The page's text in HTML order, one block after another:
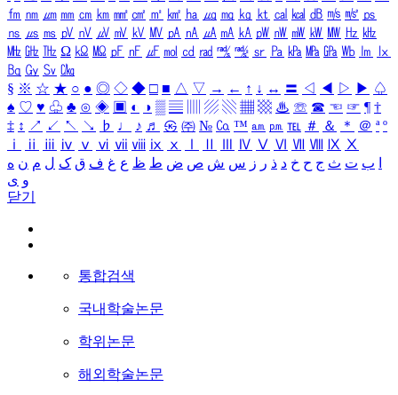
㎙ ㎚ ㎛ ㎜ ㎝ ㎞ ㎟ ㎠ ㎡ ㎢ ㏊ ㎍ ㎎ ㎏ ㏏ ㎈ ㎉ ㏈ ㎧ ㎨ ㎰
㎱ ㎲ ㎳ ㎴ ㎵ ㎶ ㎷ ㎸ ㎹ ㎀ ㎁ ㎂ ㎃ ㎄ ㎺ ㎻ ㎽ ㎾ ㎿ ㎐ ㎑
㎒ ㎓ ㎔ Ω ㏀ ㏁ ㎊ ㎋ ㎌ ㏖ ㏅ ㎭ ㎮ ㎯ ㏛ ㎩ ㎪ ㎫ ㎬ ㏝ ㏐
㏓
㏃ ㏉ ㏜ ㏆
§ ※ ☆ ★ ○ ● ◎ ◇ ◆ □ ■ △ ▽ → ← ↑ ↓ ↔ 〓 ◁ ◀ ▷ ▶ ♤
♠ ♡ ♥ ♧ ♣ ⊙ ◈ ▣ ◐ ◑ ▒ ▤ ▨ ▧ ▦ ▩ ♨ ☏ ☎ ☜ ☞ ¶ †
‡ ↕ ↗ ↙ ↖ ↘ ♭ ♩ ♪ ♬ ㉿ ㈜ № ㏇ ™ ㏂ ㏘ ℡ ＃ ＆ ＊ ＠ ª º
ⅰ
ⅱ ⅲ ⅳ ⅴ ⅵ ⅶ ⅷ ⅸ ⅹ Ⅳ Ⅴ Ⅵ Ⅶ Ⅷ Ⅸ Ⅹ
ب ت ث ج ح خ د ذ ر ز س ش ص ض ط ظ ع غ ف ق ک ل م ن ه
و ی
닫기
통합검색
국내학술논문
학위논문
해외학술논문